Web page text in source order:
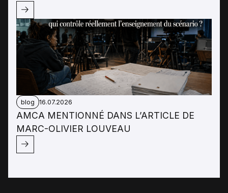
blog 16.07.2026
AMCA MENTIONNÉ DANS L’ARTICLE DE
MARC-OLIVIER LOUVEAU